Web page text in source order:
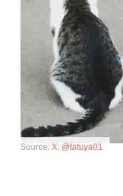
Source: X: @tatuya01